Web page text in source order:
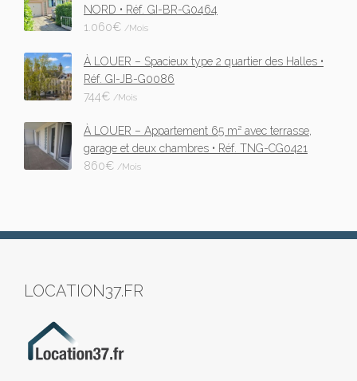
NORD • Réf. GI-BR-G0464
1.060€ /Mois
À LOUER – Spacieux type 2 quartier des Halles •
Réf. GI-JB-G0086
744€ /Mois
À LOUER – Appartement 65 m² avec terrasse,
garage et deux chambres • Réf. TNG-CG0421
860€ /Mois
LOCATION37.FR